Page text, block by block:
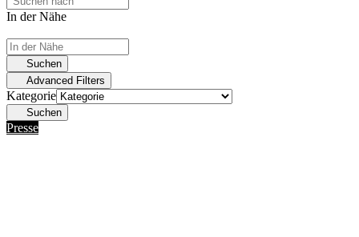
In der Nähe
Suchen
Advanced Filters
Kategorie
Suchen
Presse